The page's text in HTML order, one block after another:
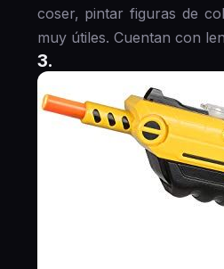
coser, pintar figuras de
muy útiles. Cuentan con
3.